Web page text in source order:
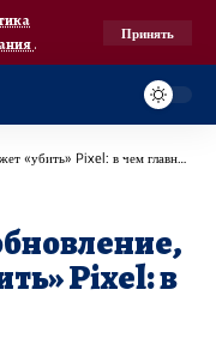
.
Принять
Pixel: в чем главный риск
Pixel: в